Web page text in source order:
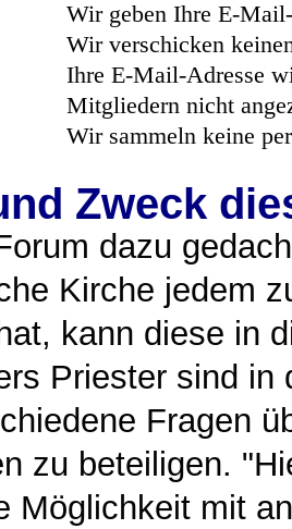
Wir geben Ihre E-
Wir verschicken
Ihre E-Mail-Adresse
Mitgliedern nicht
Wir sammeln keine
Zweck
dazu
Kirche jedem
kann diese in
Priester sind in
Fragen
zu beteiligen.
Möglichkeit mit